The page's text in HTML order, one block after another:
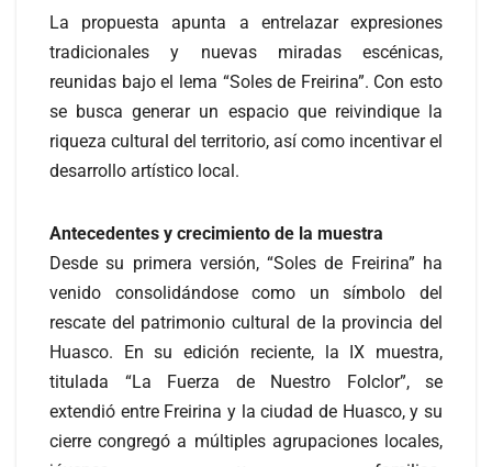
La propuesta apunta a entrelazar expresiones
tradicionales y nuevas miradas escénicas,
reunidas bajo el lema “Soles de Freirina”. Con esto
se busca generar un espacio que reivindique la
riqueza cultural del territorio, así como incentivar el
desarrollo artístico local.
Antecedentes y crecimiento de la muestra
Desde su primera versión, “Soles de Freirina” ha
venido consolidándose como un símbolo del
rescate del patrimonio cultural de la provincia del
Huasco. En su edición reciente, la IX muestra,
titulada “La Fuerza de Nuestro Folclor”, se
extendió entre Freirina y la ciudad de Huasco, y su
cierre congregó a múltiples agrupaciones locales,